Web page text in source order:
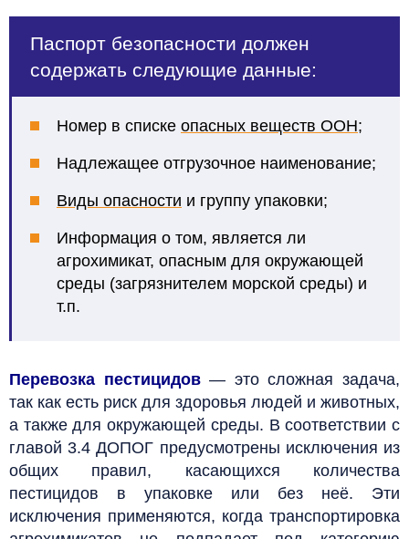
Паспорт безопасности должен
содержать следующие данные:
Номер в списке опасных веществ ООН;
Надлежащее отгрузочное наименование;
Виды опасности и группу упаковки;
Информация о том, является ли
агрохимикат, опасным для окружающей
среды (загрязнителем морской среды) и
т.п.
Перевозка пестицидов— это сложная задача,
так как есть риск для здоровья людей и животных,
а также для окружающей среды. В соответствии с
главой 3.4 ДОПОГ предусмотрены исключения из
общих правил, касающихся количества
пестицидов в упаковке или без неё. Эти
исключения применяются, когда транспортировка